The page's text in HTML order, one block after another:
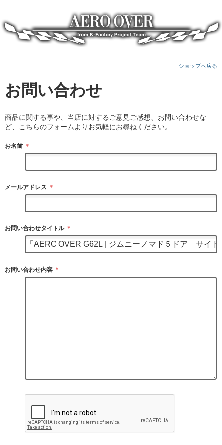
ショップへ戻る
お問い合わせ
商品に関する事や、当店に対するご意見ご感想、お問い合わせな
ど、こちらのフォームよりお気軽にお尋ねください。
お名前 ＊
メールアドレス ＊
お問い合わせタイトル ＊
お問い合わせ内容 ＊